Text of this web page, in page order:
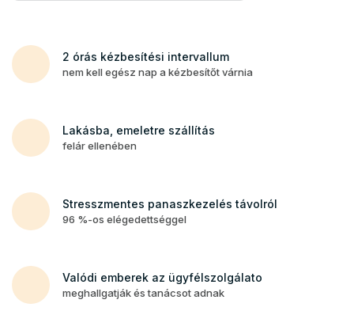
2 órás kézbesítési intervallum
nem kell egész nap a kézbesítőt várnia
Lakásba, emeletre szállítás
felár ellenében
Stresszmentes panaszkezelés távolról
96 %-os elégedettséggel
Valódi emberek az ügyfélszolgálato
meghallgatják és tanácsot adnak